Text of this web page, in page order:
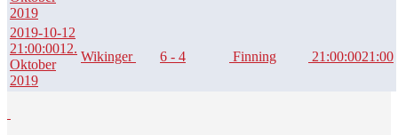
2019
2019-10-12
21:00:0012.
Oktober
2019
Wikinger 6 - 4 Finning 21:00:0021:00